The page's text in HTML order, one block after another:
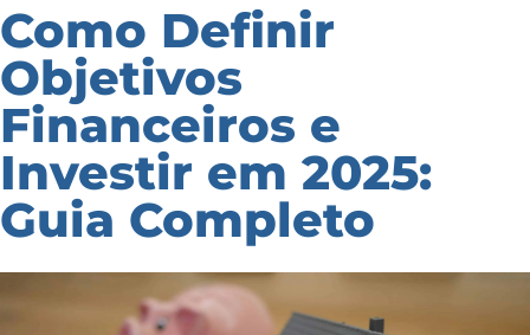
Como Definir
Objetivos
Financeiros e
Investir em 2025:
Guia Completo